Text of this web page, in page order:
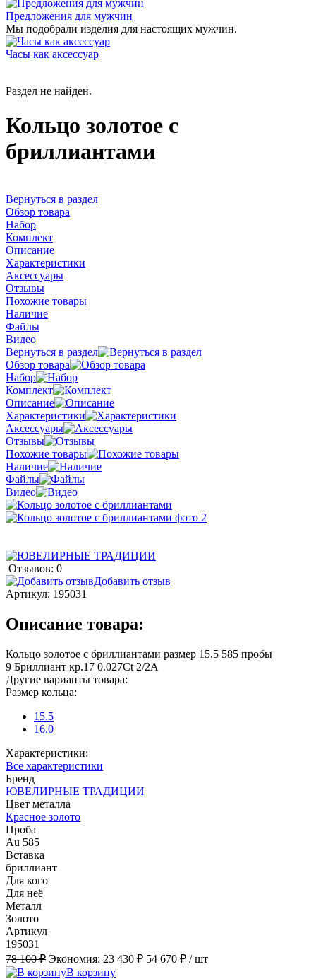
Предложения для мужчин
Мы подобрали изделия для настоящих мужчин.
Часы как аксессуар
Раздел не найден.
Кольцо золотое с
бриллиантами
Вернуться в раздел
Обзор товара
Набор
Комплект
Описание
Характеристики
Аксессуары
Отзывы
Похожие товары
Наличие
Файлы
Видео
Вернуться в раздел
Обзор товара
Набор
Комплект
Описание
Характеристики
Аксессуары
Отзывы
Похожие товары
Наличие
Файлы
Видео
Отзывов: 0
Добавить отзыв
Артикул: 195031
Описание товара:
Кольцо золотое с бриллиантами размер 15.5 585 пробы
9 Бриллиант кр.17 0.027Ct 2/2А
Другие варианты товара:
Размер кольца:
15.5
16.0
Характеристики:
Все характеристики
Бренд
ЮВЕЛИРНЫЕ ТРАДИЦИИ
Цвет металла
Красное золото
Проба
Au 585
Вставка
бриллиант
Для кого
Для неё
Металл
Золото
Артикул
195031
78 100 ₽ Экономия: 23 430 ₽ 54 670 ₽ / шт
В корзину